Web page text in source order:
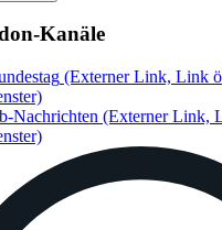
Kanäle
(Externer Link, Link
Nachrichten (Externer Link,